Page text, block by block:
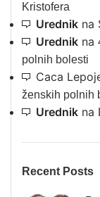
Kristofera
Urednik na
Urednik na
polnih bolesti
Caca
ženskih polnih
Urednik na
Recent Posts